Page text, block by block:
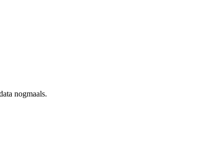
nogmaals.